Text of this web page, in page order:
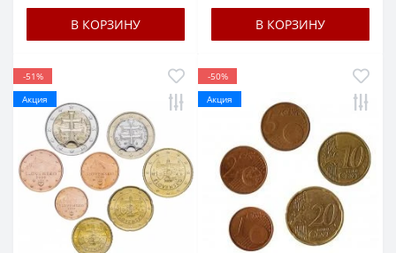
В КОРЗИНУ В КОРЗИНУ
-51%
Акция
-50%
Акция